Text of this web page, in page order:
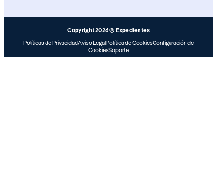
Copyright 2026 © Expedientes
Políticas de PrivacidadAviso LegalPolítica de CookiesConfiguración de
CookiesSoporte